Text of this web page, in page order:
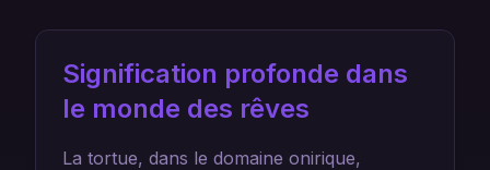
Signification profonde dans
le monde des rêves
La tortue, dans le domaine onirique,